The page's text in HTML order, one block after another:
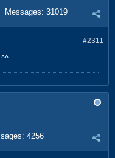
Messages: 31019
#2311
4256